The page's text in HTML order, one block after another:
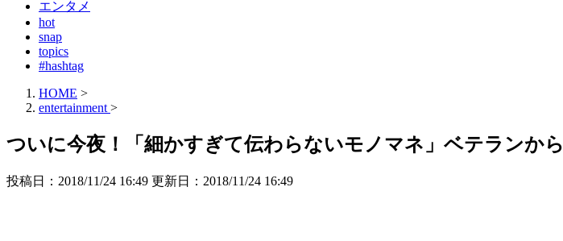
エンタメ
hot
snap
topics
#hashtag
HOME >
entertainment >
ついに今夜！「細かすぎて伝わらないモノマネ」ベテランか
投稿日：2018/11/24 16:49 更新日： 2018/11/24 16:49